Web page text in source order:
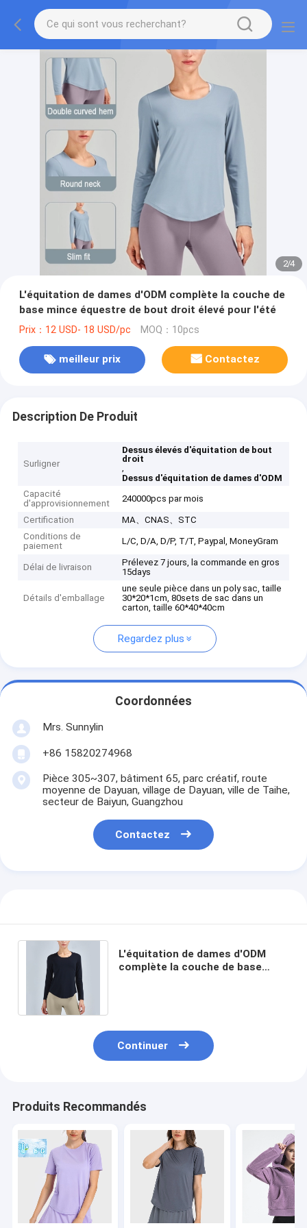
2/4
L'équitation de dames d'ODM complète la couche de
base mince équestre de bout droit élevé pour l'été
Prix：12 USD- 18 USD/pc MOQ：10pcs
meilleur prix Contactez
Description De Produit
Surligner
Dessus élevés d'équitation de bout
droit
,
Dessus d'équitation de dames d'ODM
Capacité
d'approvisionnement
240000pcs par mois
Certification
MA、CNAS、STC
Conditions de
paiement
L/C, D/A, D/P, T/T, Paypal, MoneyGram
Délai de livraison
Prélevez 7 jours, la commande en gros
15days
Détails d'emballage
une seule pièce dans un poly sac, taille
30*20*1cm, 80sets de sac dans un
carton, taille 60*40*40cm
Regardez plus
Coordonnées
Mrs. Sunnylin
+86 15820274968
Pièce 305~307, bâtiment 65, parc créatif, route
moyenne de Dayuan, village de Dayuan, ville de Taihe,
secteur de Baiyun, Guangzhou
Contactez
L'équitation de dames d'ODM
complète la couche de base
Continuer
Produits Recommandés